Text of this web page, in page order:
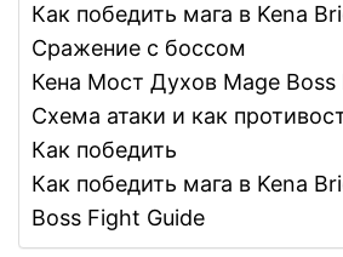
Как победить мага в Kena
Сражение с боссом
Кена Мост Духов Mage Boss
Схема атаки и как
Как победить
Как победить мага в Kena
Boss Fight Guide